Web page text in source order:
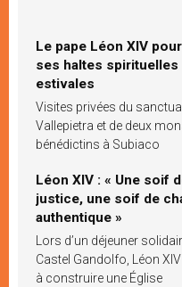
Le pape Léon XIV
ses haltes spirituelles
estivales
Visites privées du
Vallepietra et de deux
bénédictins à Subiaco
Léon XIV : « Une soif
justice, une soif de
authentique »
Lors d’un déjeuner
Castel Gandolfo, Léon
à construire une Église